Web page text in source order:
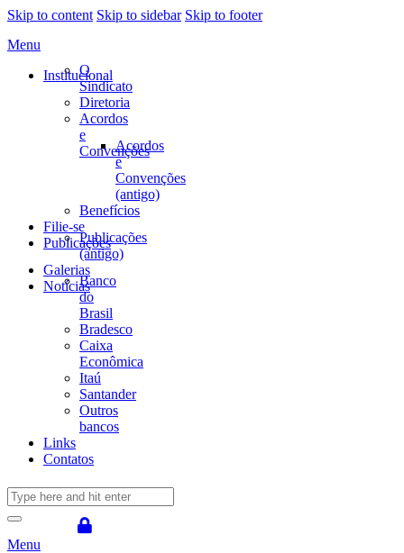
Skip to content Skip to sidebar Skip to footer
Menu
Institucional
O
Sindicato
Diretoria
Acordos
e
Convenções
Acordos
e
Convenções
(antigo)
Benefícios
Filie-se
PublicaçõesPublicações
(antigo)
Galerias
NotíciasBanco
do
Brasil
Bradesco
Caixa
Econômica
Itaú
Santander
Outros
bancos
Links
Contatos
Menu